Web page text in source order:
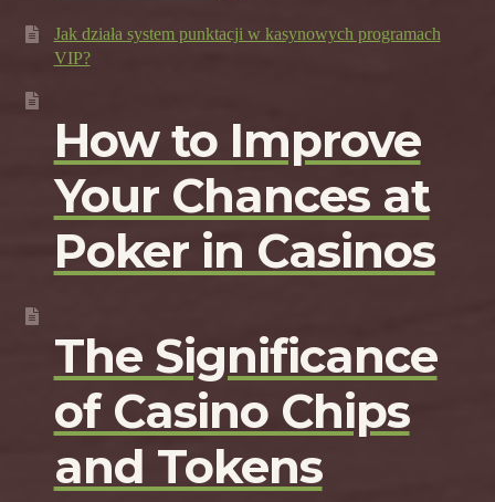
Jak działa system punktacji w kasynowych programach
VIP?
How to Improve
Your Chances at
Poker in Casinos
The Significance
of Casino Chips
and Tokens